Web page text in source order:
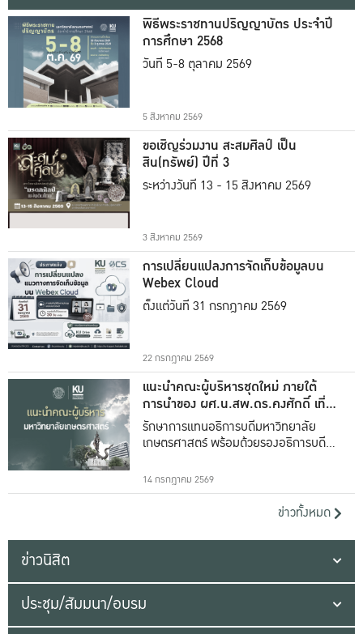
พิธีพระราชทานปริญญาบัตร ประจำปี
การศึกษา 2568
วันที่ 5-8 ตุลาคม 2569
5 สิงหาคม 2569
ขอเชิญร่วมงาน สะสมศิลป์ เป็น
สิน(ทรัพย์) ปีที่ 3
ระหว่างวันที่ 13 - 15 สิงหาคม 2569
3 สิงหาคม 2569
การเปลี่ยนแปลงการจัดเก็บข้อมูลบน
Webex Cloud
ตั้งแต่วันที่ 31 กรกฎาคม 2569
22 กรกฎาคม 2569
แนะนำคณะผู้บริหารชุดใหม่ ภายใต้
การนำของ ผศ.น.สพ.ดร.คงศักดิ์ เที่ยง
ธรรม
รักษาการแทนอธิการบดีมหาวิทยาลัย
เกษตรศาสตร์ พร้อมด้วยรองอธิการบดีทั้ง
14 กรกฎาคม 2569
ข่าวทั้งหมด
ข่าวนิสิต
ประชุม/สัมมนา/อบรม